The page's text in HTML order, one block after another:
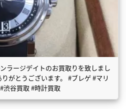
ラージデイトのお買取りを致しまし
がとうございます。 #ブレゲ #マリ
渋谷買取 #時計買取